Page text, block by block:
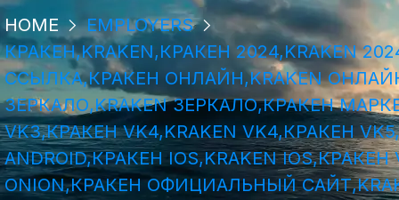
HOME
EMPLOYERS
КРАКЕН,KRAKEN,КРАКЕН 2024,KRAKEN
ССЫЛКА,КРАКЕН ОНЛАЙН,KRAKEN
ЗЕРКАЛО,KRAKEN ЗЕРКАЛО,КРАКЕН
VK3,КРАКЕН VK4,KRAKEN VK4,КРАКЕН
ANDROID,КРАКЕН IOS,KRAKEN
ONION,КРАКЕН ОФИЦИАЛЬНЫЙ